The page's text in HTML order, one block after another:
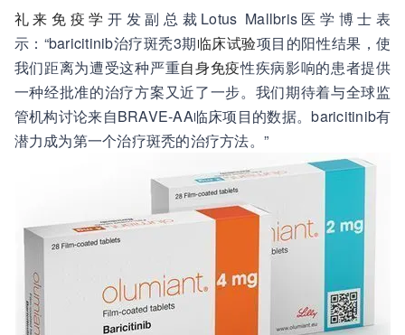
礼来 免疫学 开发副总裁Lotus Mallbris医学博士表
示：“baricitinib治疗斑秃3期临床试验项目的阳性结果，使
我们距离为遭受这种严重自身免疫性疾病影响的患者提供
一种经批准的治疗方案又近了一步。我们期待着与全球监
管机构讨论来自BRAVE-AA临床项目的数据。baricitinib有
潜力成为第一个治疗斑秃的治疗方法。”